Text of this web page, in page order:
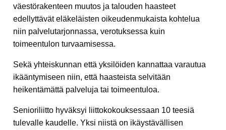
väestörakenteen muutos ja talouden haasteet
edellyttävät eläkeläisten oikeudenmukaista kohtelua
niin palvelutarjonnassa, verotuksessa kuin
toimeentulon turvaamisessa.
Sekä yhteiskunnan että yksilöiden kannattaa varautua
ikääntymiseen niin, että haasteista selvitään
heikentämättä palveluja tai toimeentuloa.
Senioriliitto hyväksyi liittokokouksessaan 10 teesiä
tulevalle kaudelle. Yksi niistä on ikäystävällisen